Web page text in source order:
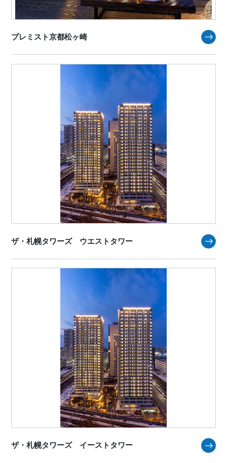
プレミスト京都松ヶ崎
ザ・札幌タワーズ ウエストタワー
ザ・札幌タワーズ イーストタワー